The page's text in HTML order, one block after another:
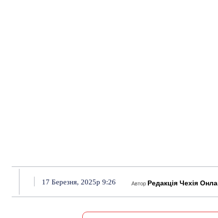
17 Березня, 2025р 9:26 Автор Редакція Чехія